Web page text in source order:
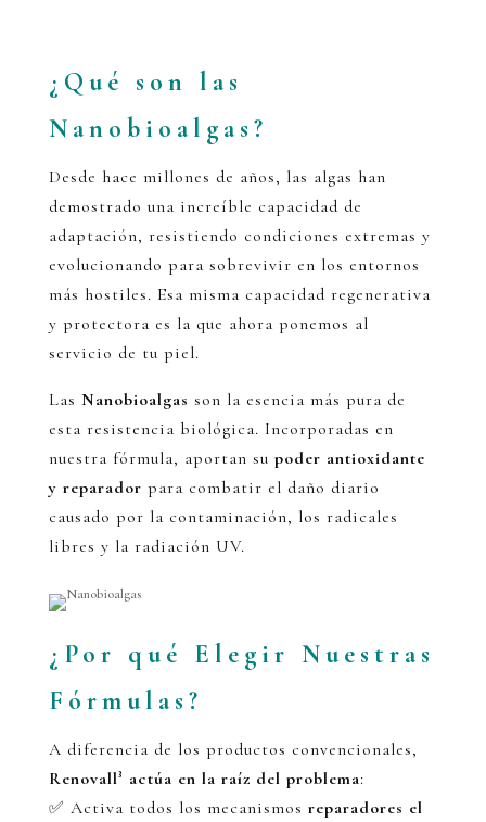
¿Qué son las
Nanobioalgas?
Desde hace millones de años, las algas han
demostrado una increíble capacidad de
adaptación, resistiendo condiciones extremas y
evolucionando para sobrevivir en los entornos
más hostiles. Esa misma capacidad regenerativa
y protectora es la que ahora ponemos al
servicio de tu piel.
Las Nanobioalgas son la esencia más pura de
esta resistencia biológica. Incorporadas en
nuestra fórmula, aportan su poder antioxidante
y reparador para combatir el daño diario
causado por la contaminación, los radicales
libres y la radiación UV.
¿Por qué Elegir Nuestras
Fórmulas?
A diferencia de los productos convencionales,
Renovall³ actúa en la raíz del problema:
✅ Activa todos los mecanismos reparadores el